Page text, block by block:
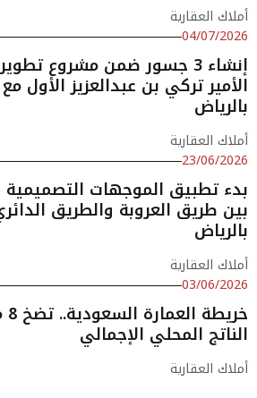
أملاك العقارية
04/07/2026
إنشاء 3 جسور ضمن مشروع
الأمير تركي بن عبدالعزيز الأول
بالرياض
أملاك العقارية
23/06/2026
بدء تطبيق الموجهات
بين طريق العروبة والطريق
بالرياض
أملاك العقارية
03/06/2026
الناتج المحلي الإجمالي
أملاك العقارية